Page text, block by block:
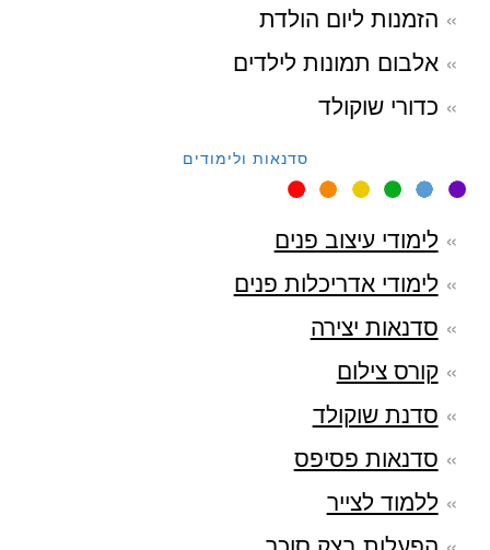
הזמנות ליום הולדת
אלבום תמונות לילדים
כדורי שוקולד
סדנאות ולימודים
לימודי עיצוב פנים
לימודי אדריכלות פנים
סדנאות יצירה
קורס צילום
סדנת שוקולד
סדנאות פסיפס
ללמוד לצייר